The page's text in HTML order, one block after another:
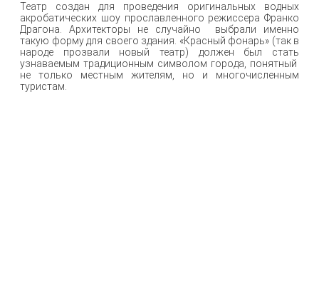
Театр создан для проведения оригинальных водных
акробатических шоу прославленного режиссера Франко
Драгона. Архитекторы не случайно выбрали именно
такую форму для своего здания. «Красный фонарь» (так в
народе прозвали новый театр) должен был стать
узнаваемым традиционным символом города, понятный
не только местным жителям, но и многочисленным
туристам.